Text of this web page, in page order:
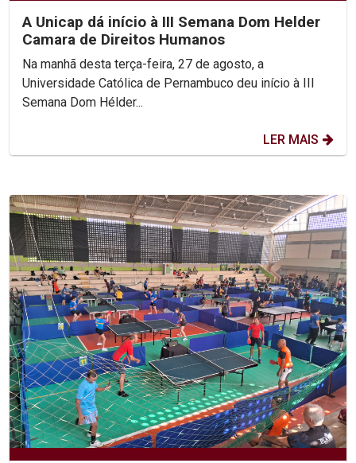
A Unicap dá início à III Semana Dom Helder
Camara de Direitos Humanos
Na manhã desta terça-feira, 27 de agosto, a
Universidade Católica de Pernambuco deu início à III
Semana Dom Hélder...
LER MAIS